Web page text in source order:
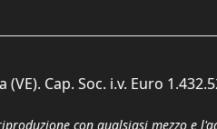
Cap. Soc. i.v. Euro
con qualsiasi mezzo e